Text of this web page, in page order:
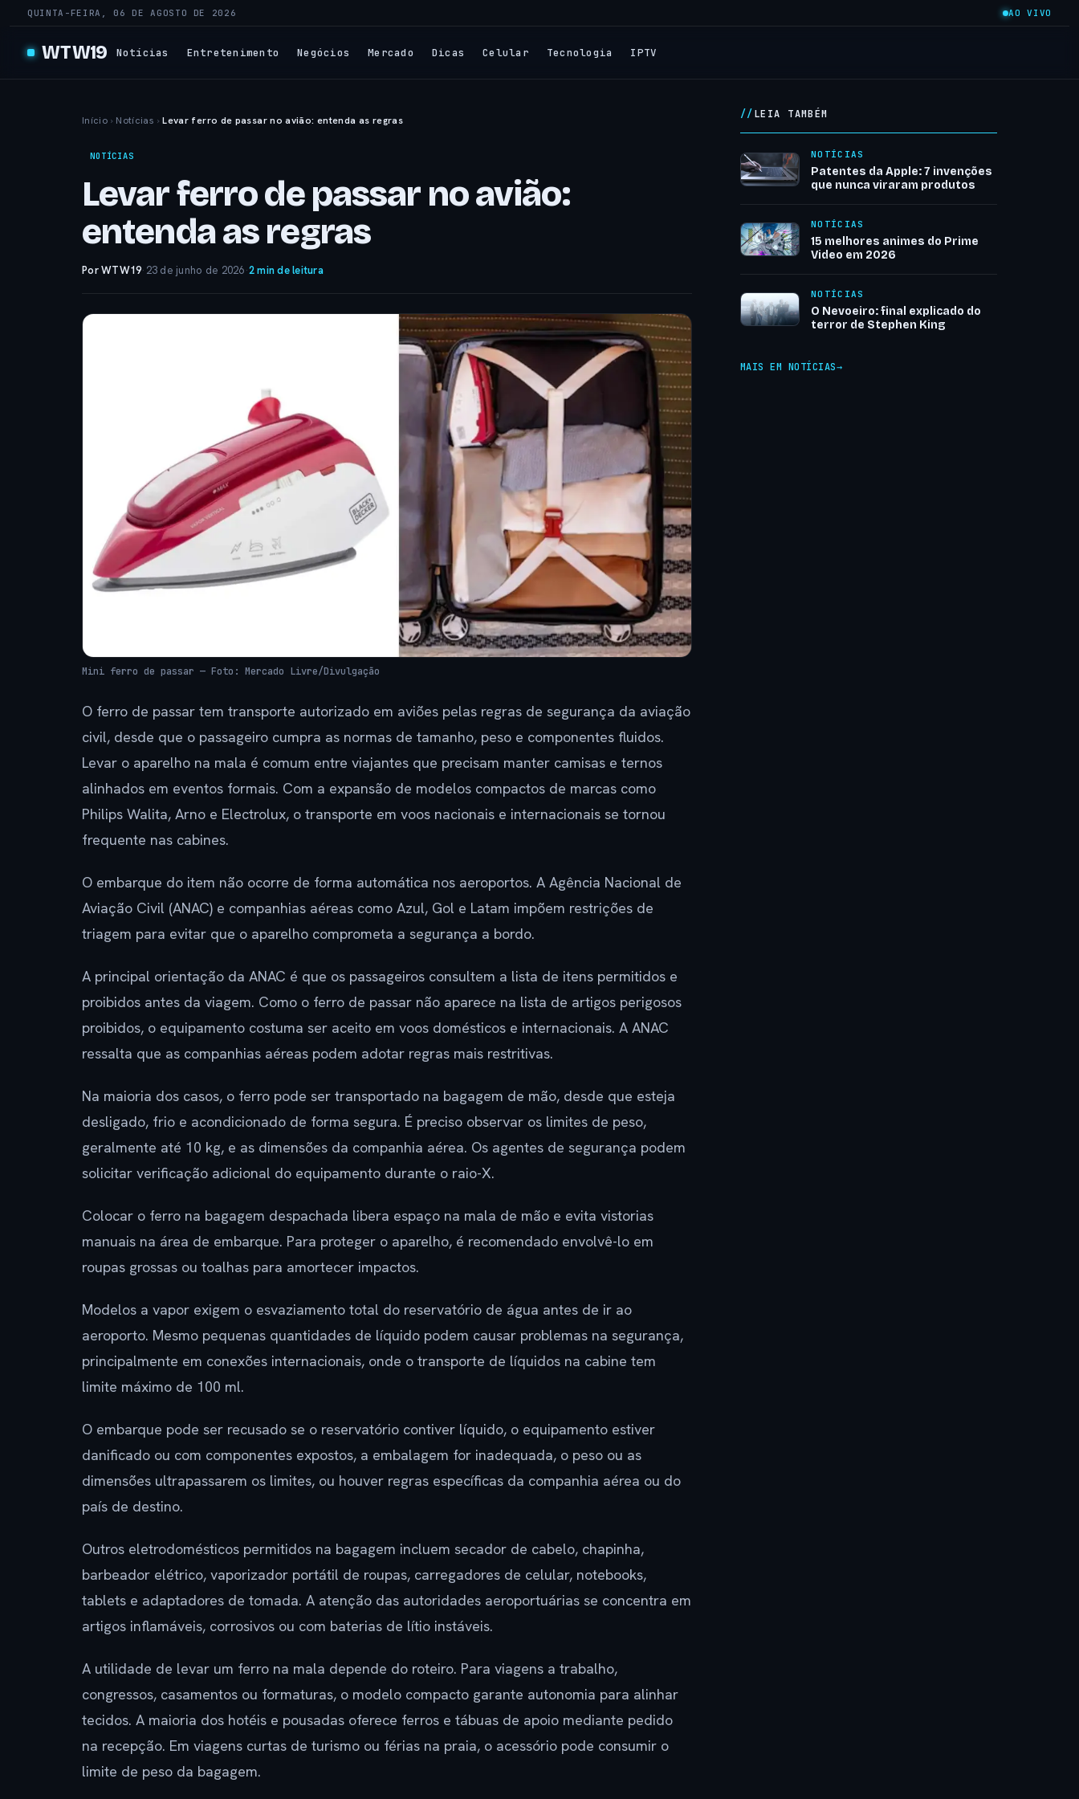
QUINTA-FEIRA, 06 DE AGOSTO DE 2026 AO VIVO
WTW19 Notícias Entretenimento Negócios Mercado Dicas Celular Tecnologia IPTV
Início › Notícias › Levar ferro de passar no avião: entenda as regras
NOTÍCIAS
Levar ferro de passar no avião:
entenda as regras
Por WTW19· 23 de junho de 2026·2 min de leitura
Mini ferro de passar — Foto: Mercado Livre/Divulgação
O ferro de passar tem transporte autorizado em aviões pelas regras de segurança da aviação
civil, desde que o passageiro cumpra as normas de tamanho, peso e componentes fluidos.
Levar o aparelho na mala é comum entre viajantes que precisam manter camisas e ternos
alinhados em eventos formais. Com a expansão de modelos compactos de marcas como
Philips Walita, Arno e Electrolux, o transporte em voos nacionais e internacionais se tornou
frequente nas cabines.
O embarque do item não ocorre de forma automática nos aeroportos. A Agência Nacional de
Aviação Civil (ANAC) e companhias aéreas como Azul, Gol e Latam impõem restrições de
triagem para evitar que o aparelho comprometa a segurança a bordo.
A principal orientação da ANAC é que os passageiros consultem a lista de itens permitidos e
proibidos antes da viagem. Como o ferro de passar não aparece na lista de artigos perigosos
proibidos, o equipamento costuma ser aceito em voos domésticos e internacionais. A ANAC
ressalta que as companhias aéreas podem adotar regras mais restritivas.
Na maioria dos casos, o ferro pode ser transportado na bagagem de mão, desde que esteja
desligado, frio e acondicionado de forma segura. É preciso observar os limites de peso,
geralmente até 10 kg, e as dimensões da companhia aérea. Os agentes de segurança podem
solicitar verificação adicional do equipamento durante o raio-X.
Colocar o ferro na bagagem despachada libera espaço na mala de mão e evita vistorias
manuais na área de embarque. Para proteger o aparelho, é recomendado envolvê-lo em
roupas grossas ou toalhas para amortecer impactos.
Modelos a vapor exigem o esvaziamento total do reservatório de água antes de ir ao
aeroporto. Mesmo pequenas quantidades de líquido podem causar problemas na segurança,
principalmente em conexões internacionais, onde o transporte de líquidos na cabine tem
limite máximo de 100 ml.
O embarque pode ser recusado se o reservatório contiver líquido, o equipamento estiver
danificado ou com componentes expostos, a embalagem for inadequada, o peso ou as
dimensões ultrapassarem os limites, ou houver regras específicas da companhia aérea ou do
país de destino.
Outros eletrodomésticos permitidos na bagagem incluem secador de cabelo, chapinha,
barbeador elétrico, vaporizador portátil de roupas, carregadores de celular, notebooks,
tablets e adaptadores de tomada. A atenção das autoridades aeroportuárias se concentra em
artigos inflamáveis, corrosivos ou com baterias de lítio instáveis.
A utilidade de levar um ferro na mala depende do roteiro. Para viagens a trabalho,
congressos, casamentos ou formaturas, o modelo compacto garante autonomia para alinhar
tecidos. A maioria dos hotéis e pousadas oferece ferros e tábuas de apoio mediante pedido
na recepção. Em viagens curtas de turismo ou férias na praia, o acessório pode consumir o
limite de peso da bagagem.
LEIA TAMBÉM
NOTÍCIAS
Patentes da Apple: 7 invenções
que nunca viraram produtos
NOTÍCIAS
15 melhores animes do Prime
Video em 2026
NOTÍCIAS
O Nevoeiro: final explicado do
terror de Stephen King
MAIS EM NOTÍCIAS